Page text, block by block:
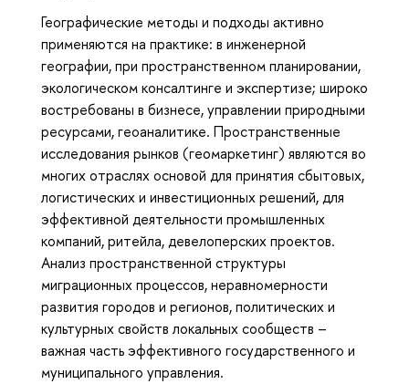
Географические методы и подходы активно
применяются на практике: в инженерной
географии, при пространственном планировании,
экологическом консалтинге и экспертизе; широко
востребованы в бизнесе, управлении природными
ресурсами, геоаналитике. Пространственные
исследования рынков (геомаркетинг) являются во
многих отраслях основой для принятия сбытовых,
логистических и инвестиционных решений, для
эффективной деятельности промышленных
компаний, ритейла, девелоперских проектов.
Анализ пространственной структуры
миграционных процессов, неравномерности
развития городов и регионов, политических и
культурных свойств локальных сообществ –
важная часть эффективного государственного и
муниципального управления.